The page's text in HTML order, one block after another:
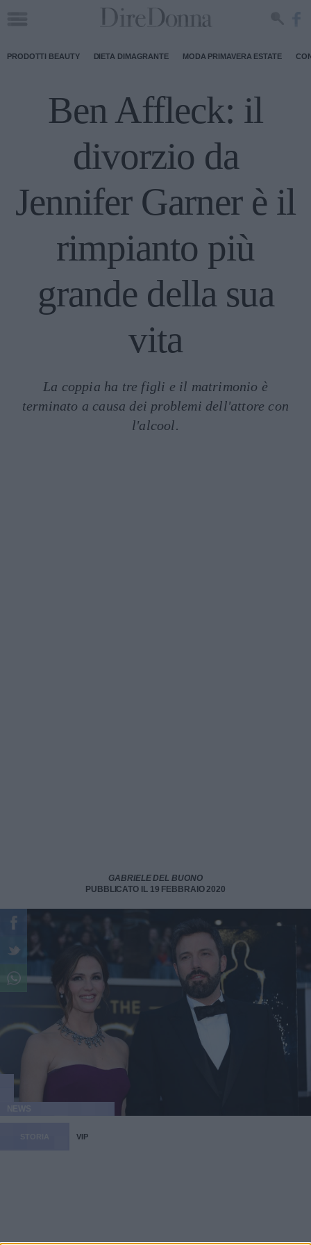
PRODOTTI BEAUTY DIETA DIMAGRANTE MODA PRIMAVERA ESTATE
Ben Affleck: il
divorzio da
Jennifer Garner è il
rimpianto più
grande della sua
vita
La coppia ha tre figli e il matrimonio è
terminato a causa dei problemi dell'attore con
l'alcool.
GABRIELE DEL BUONO
PUBBLICATO IL 19 FEBBRAIO 2020
VIP